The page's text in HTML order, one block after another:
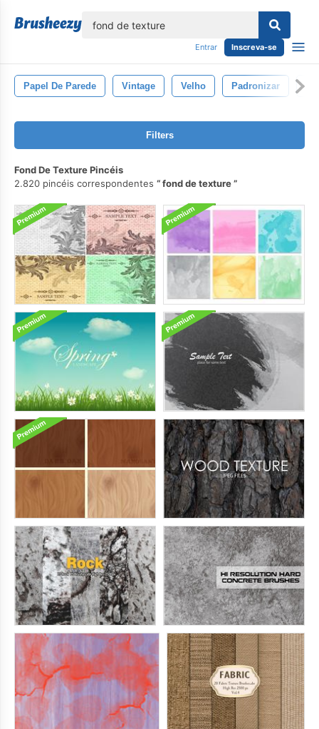
Entrar Inscreva-se
Papel De Parede Vintage Velho Padronizar
Filters
Fond De Texture Pincéis
2.820 pincéis correspondentes
fond de texture